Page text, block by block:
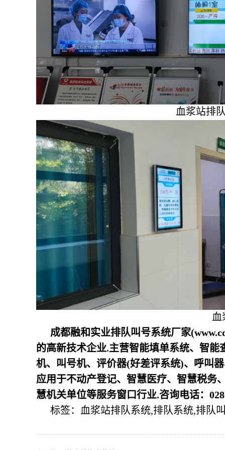
血浆站排
血
成都融和实业排队叫号系统厂家
的高新技术企业.主营智能填单系统、智
机、叫号机、评价器(好差评系统)、呼叫
应用于不动产登记、智慧医疗、智慧税务
慧机关单位等服务窗口行业.咨询电话：
标签：血浆站排队系统,排队系统,排队